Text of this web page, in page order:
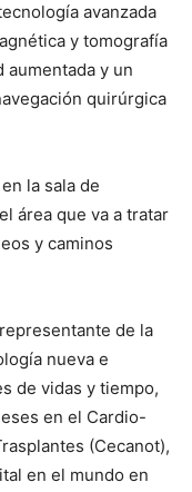
avanzada
y tomografía
aumentada y un
quirúrgica
la sala de
área que va a tratar
y caminos
de la
nueva e
de vidas y tiempo,
en el Cardio-
(Cecanot),
en el mundo en